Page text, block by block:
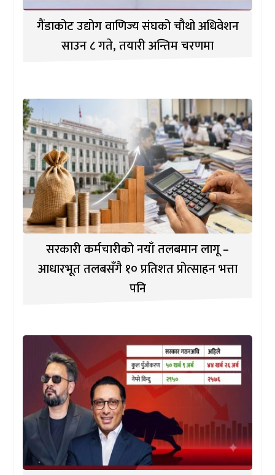
गैंडाकोट उद्योग वाणिज्य संघको चौथो अधिवेशन
साउन ८ गते, तयारी अन्तिम चरणमा
सरकारी कर्मचारीको नयाँ तलबमान लागू –
आधारभूत तलबसँगै १० प्रतिशत प्रोत्साहन भत्ता
पनि